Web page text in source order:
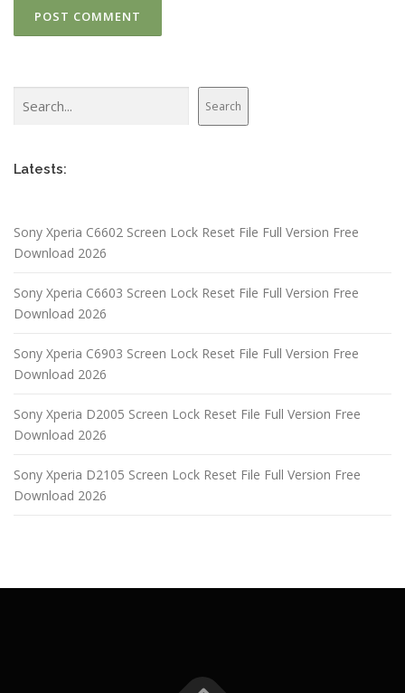
Search
Latests:
Sony Xperia C6602 Screen Lock Reset File Full Version Free
Download 2026
Sony Xperia C6603 Screen Lock Reset File Full Version Free
Download 2026
Sony Xperia C6903 Screen Lock Reset File Full Version Free
Download 2026
Sony Xperia D2005 Screen Lock Reset File Full Version Free
Download 2026
Sony Xperia D2105 Screen Lock Reset File Full Version Free
Download 2026